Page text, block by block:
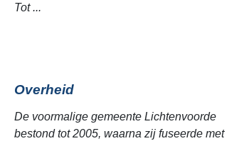
Tot ...
Overheid
De voormalige gemeente Lichtenvoorde
bestond tot 2005, waarna zij fuseerde met